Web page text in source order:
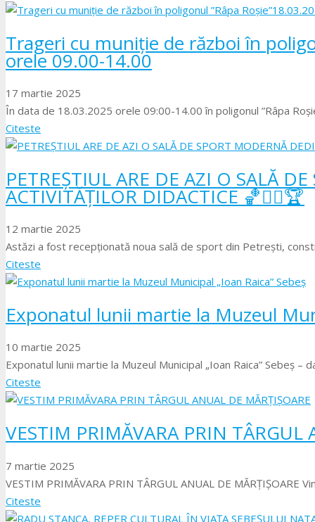
Trageri cu muniție de război în
orele 09.00-14.00
17 martie 2025
În data de 18.03.2025 orele 09:00-14.00 în poligonul ”Râpa
Citeste
PETREȘTIUL ARE DE AZI O SALĂ
ACTIVITĂȚILOR DIDACTICE 🏀🤾‍♂️🏆
12 martie 2025
Astăzi a fost recepționată noua sală de sport din Petrești,
Citeste
Exponatul lunii martie la Muzeul
10 martie 2025
Exponatul lunii martie la Muzeul Municipal „Ioan Raica” Sebeş –
Citeste
VESTIM PRIMĂVARA PRIN TÂRGUL
7 martie 2025
VESTIM PRIMĂVARA PRIN TÂRGUL ANUAL DE MĂRŢIŞOARE
Citeste